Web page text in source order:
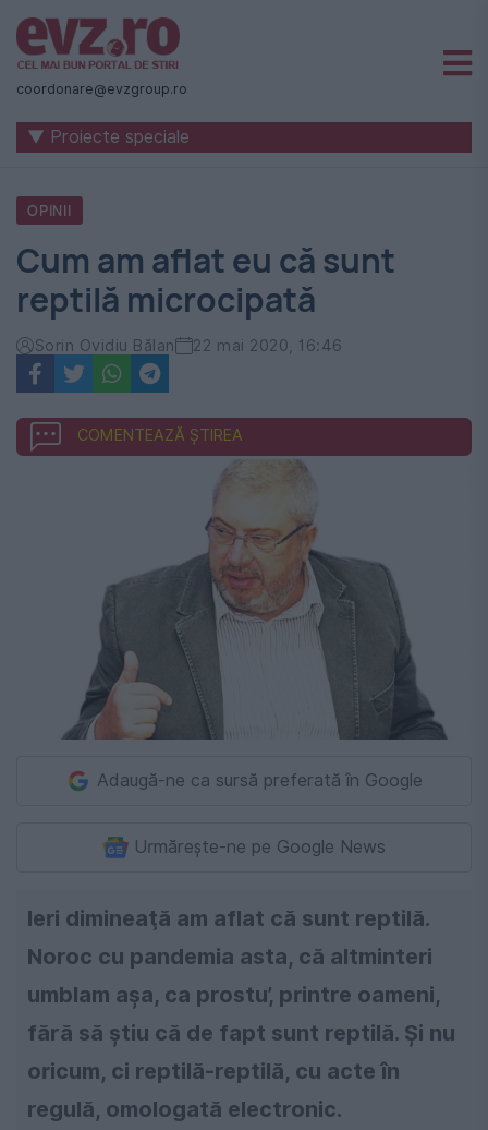
Știri
naționale
internaționale
România
-
Evenimentul
Zilei
coordonare@evzgroup.ro
▼ Proiecte speciale
OPINII
Cum am aflat eu că sunt
reptilă microcipată
Sorin Ovidiu Bălan 22 mai 2020, 16:46
COMENTEAZĂ ȘTIREA
Adaugă-ne ca sursă preferată în Google
Urmărește-ne pe Google News
Ieri dimineaţă am aflat că sunt reptilă.
Noroc cu pandemia asta, că altminteri
umblam aşa, ca prostu’, printre oameni,
fără să ştiu că de fapt sunt reptilă. Şi nu
oricum, ci reptilă-reptilă, cu acte în
regulă, omologată electronic.